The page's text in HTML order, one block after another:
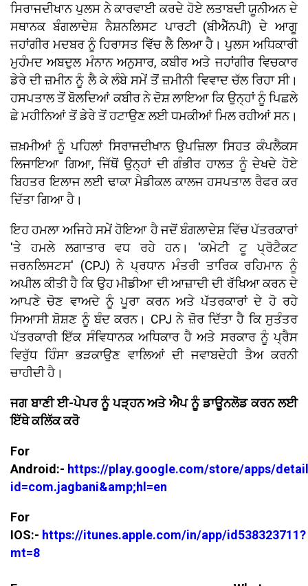
ਸਿਰਾਜਦੀਖਾਨ ਪੁਲਸ ਨੇ ਕਾਰਵਾਈ ਕਰਦੇ ਹੋਏ ਲਤਾਬਦੀ ਯੂਨੀਅਨ ਦੇ
ਸਥਾਨਕ ਬੰਗਲਾਦੇਸ਼ ਨੈਸ਼ਨਲਿਸਟ ਪਾਰਟੀ (ਬੀਐੱਨਪੀ) ਦੇ ਆਗੂ
ਜਹਾਂਗੀਰ ਮਦਬਰ ਨੂੰ ਹਿਰਾਸਤ ਵਿੱਚ ਲੈ ਲਿਆ ਹੈ। ਪੁਲਸ ਅਧਿਕਾਰੀ
ਮੁਹੰਮਦ ਅਬਦੁਲ ਮੰਨਾਨ ਅਨੁਸਾਰ, ਕਬੀਰ ਅਤੇ ਜਹਾਂਗੀਰ ਵਿਚਕਾਰ
ਡੇਰੇ ਦੀ ਜ਼ਮੀਨ ਨੂੰ ਲੈ ਕੇ ਲੰਬੇ ਸਮੇਂ ਤੋਂ ਜ਼ਮੀਨੀ ਵਿਵਾਦ ਚੱਲ ਰਿਹਾ ਸੀ।
ਹਸਪਤਾਲ ਤੋਂ ਬੋਲਦਿਆਂ ਕਬੀਰ ਨੇ ਦੋਸ਼ ਲਾਇਆ ਕਿ ਉਨ੍ਹਾਂ ਨੂੰ ਪਿਛਲੇ
ਛੇ ਮਹੀਨਿਆਂ ਤੋਂ ਡੇਰੇ ਤੋਂ ਹਟਾਉਣ ਲਈ ਧਮਕੀਆਂ ਮਿਲ ਰਹੀਆਂ ਸਨ।
ਜ਼ਖ਼ਮੀਆਂ ਨੂੰ ਪਹਿਲਾਂ ਸਿਰਾਜਦੀਖਾਨ ਉਪਜ਼ਿਲਾ ਸਿਹਤ ਕੰਪਲੈਕਸ
ਲਿਜਾਇਆ ਗਿਆ, ਜਿੱਥੋਂ ਉਨ੍ਹਾਂ ਦੀ ਗੰਭੀਰ ਹਾਲਤ ਨੂੰ ਦੇਖਦੇ ਹੋਏ
ਬਿਹਤਰ ਇਲਾਜ ਲਈ ਢਾਕਾ ਮੈਡੀਕਲ ਕਾਲਜ ਹਸਪਤਾਲ ਰੈਫਰ ਕਰ
ਦਿੱਤਾ ਗਿਆ ਹੈ।
ਇਹ ਹਮਲਾ ਅਜਿਹੇ ਸਮੇਂ ਹੋਇਆ ਹੈ ਜਦੋਂ ਬੰਗਲਾਦੇਸ਼ ਵਿੱਚ ਪੱਤਰਕਾਰਾਂ
'ਤੇ ਹਮਲੇ ਲਗਾਤਾਰ ਵਧ ਰਹੇ ਹਨ। 'ਕਮੇਟੀ ਟੂ ਪ੍ਰੋਟੈਕਟ
ਜਰਨਲਿਸਟਸ' (CPJ) ਨੇ ਪ੍ਰਧਾਨ ਮੰਤਰੀ ਤਾਰਿਕ ਰਹਿਮਾਨ ਨੂੰ
ਅਪੀਲ ਕੀਤੀ ਹੈ ਕਿ ਉਹ ਮੀਡੀਆ ਦੀ ਆਜ਼ਾਦੀ ਦੀ ਰੱਖਿਆ ਕਰਨ ਦੇ
ਆਪਣੇ ਚੋਣ ਵਾਅਦੇ ਨੂੰ ਪੂਰਾ ਕਰਨ ਅਤੇ ਪੱਤਰਕਾਰਾਂ ਦੇ ਹੋ ਰਹੇ
ਸਿਆਸੀ ਸ਼ੋਸ਼ਣ ਨੂੰ ਬੰਦ ਕਰਨ। CPJ ਨੇ ਜ਼ੋਰ ਦਿੱਤਾ ਹੈ ਕਿ ਸੁਤੰਤਰ
ਪੱਤਰਕਾਰੀ ਇੱਕ ਸੰਵਿਧਾਨਕ ਅਧਿਕਾਰ ਹੈ ਅਤੇ ਸਰਕਾਰ ਨੂੰ ਪ੍ਰੈਸ
ਵਿਰੁੱਧ ਹਿੰਸਾ ਭੜਕਾਉਣ ਵਾਲਿਆਂ ਦੀ ਜਵਾਬਦੇਹੀ ਤੈਅ ਕਰਨੀ
ਚਾਹੀਦੀ ਹੈ।
ਜਗ ਬਾਣੀ ਈ-ਪੇਪਰ ਨੂੰ ਪੜ੍ਹਨ ਅਤੇ ਐਪ ਨੂੰ ਡਾਊਨਲੋਡ ਕਰਨ ਲਈ
ਇੱਥੇ ਕਲਿੱਕ ਕਰੋ
For
Android:- https://play.google.com/store/apps/
id=com.jagbani&amp;hl=en
For
IOS:- https://itunes.apple.com/in/app/id538323711?
mt=8